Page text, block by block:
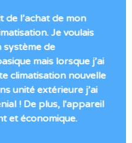
de mon
Je voulais
de
mais lorsque j’ai
nouvelle
extérieure j’ai
plus, l'appareil